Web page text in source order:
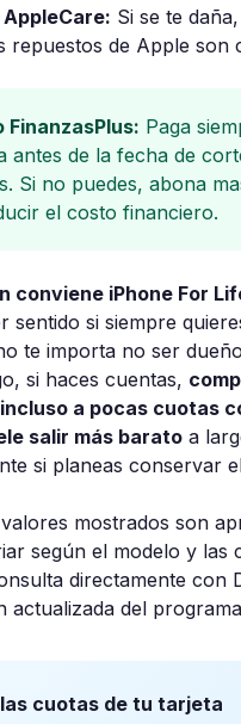
Si se te
repuestos de Apple son
FinanzasPlus: Paga
antes de la fecha de
Si no puedes, abona
el costo financiero.
conviene iPhone For
sentido si siempre
te importa no ser
si haces cuentas,
a pocas cuotas
salir más barato a
si planeas conservar
mostrados son
según el modelo y las
directamente con
actualizada del
cuotas de tu tarjeta